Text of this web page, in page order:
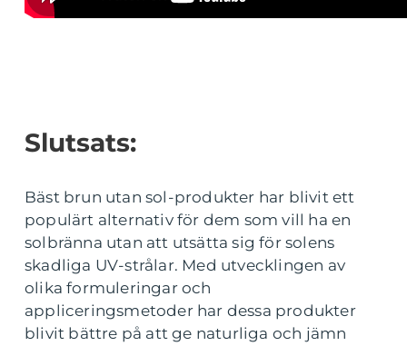
Slutsats:
Bäst brun utan sol-produkter har blivit ett
populärt alternativ för dem som vill ha en
solbränna utan att utsätta sig för solens
skadliga UV-strålar. Med utvecklingen av
olika formuleringar och
appliceringsmetoder har dessa produkter
blivit bättre på att ge naturliga och jämn